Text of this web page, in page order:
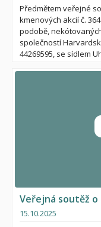
Předmětem veřejné
kmenových akcií č.
podobě,
společností
44269595, se sídlem
byly všechny akcie
jednotlivých akcií po
Veřejná soutěž
15.10.2025